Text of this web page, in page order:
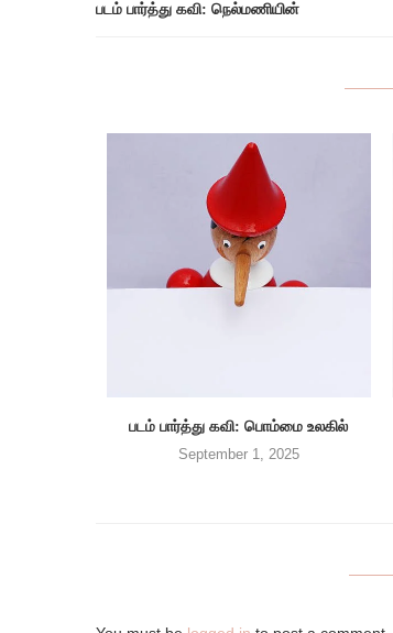
படம் பார்த்து கவி: நெல்மணியின்
படம் பார்த்து கவி: பொம்மை உலகில்
September 1, 2025